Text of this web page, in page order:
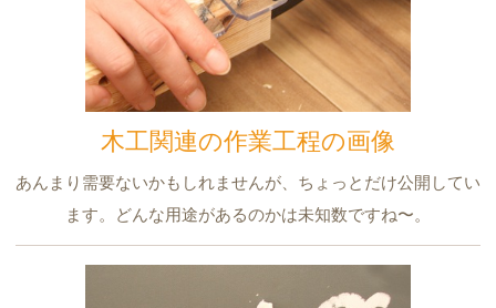
木工関連の作業工程の画像
あんまり需要ないかもしれませんが、ちょっとだけ公開してい
ます。どんな用途があるのかは未知数ですね〜。